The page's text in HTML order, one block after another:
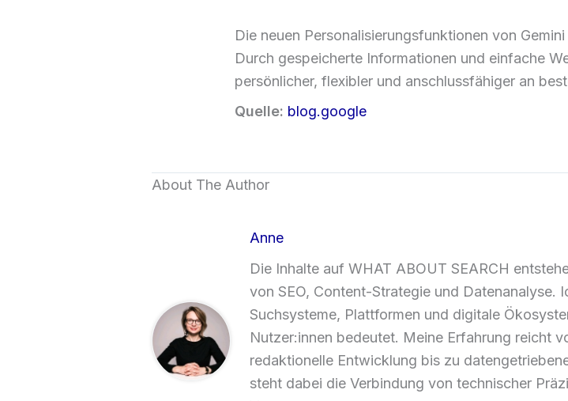
Die neuen Personalisierungsfunktionen von
Durch gespeicherte Informationen und einfache
persönlicher, flexibler und anschlussfähiger an
Quelle: blog.google
About The Author
Anne
Die Inhalte auf WHAT ABOUT SEARCH
von SEO, Content-Strategie und Datenanalyse.
Suchsysteme, Plattformen und digitale
Nutzer:innen bedeutet. Meine Erfahrung reicht
redaktionelle Entwicklung bis zu
steht dabei die Verbindung von technischer